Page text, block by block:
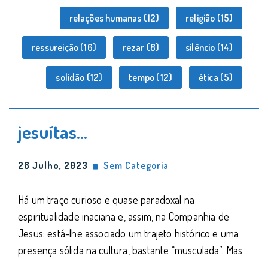
relações humanas (12) religião (15)
ressureição (16) rezar (8) silêncio (14)
solidão (12) tempo (12) ética (5)
jesuítas…
28 Julho, 2023 Sem Categoria
Há um traço curioso e quase paradoxal na
espiritualidade inaciana e, assim, na Companhia de
Jesus: está-lhe associado um trajeto histórico e uma
presença sólida na cultura, bastante “musculada”. Mas